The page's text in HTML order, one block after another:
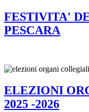
FESTIVITA'
PESCARA
ELEZIONI
2025 -2026